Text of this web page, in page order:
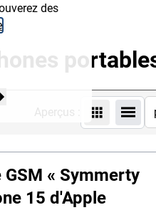
des
3
Aperçus :
« Symmerty
15 d'Apple